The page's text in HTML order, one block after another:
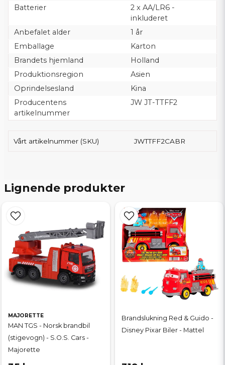
Batterier
2 x AA/LR6 -
inkluderet
Anbefalet alder
1 år
Emballage
Karton
Brandets hjemland
Holland
Produktionsregion
Asien
Oprindelsesland
Kina
Producentens
artikelnummer
JW JT-TTFF2
Vårt artikelnummer (SKU) JWTTFF2CABR
Lignende produkter
MAJORETTE
MAN TGS - Norsk brandbil
(stigevogn) - S.O.S. Cars -
Majorette
Brandslukning Red & Guido -
Disney Pixar Biler - Mattel